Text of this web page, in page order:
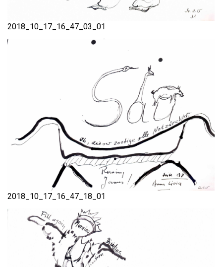
2018_10_17_16_47_03_01
2018_10_17_16_47_18_01